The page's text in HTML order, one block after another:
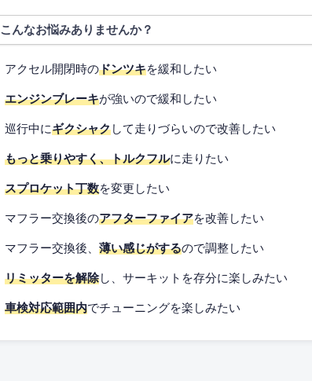
こんなお悩みありませんか？
アクセル開閉時のドンツキを緩和したい
エンジンブレーキが強いので緩和したい
巡行中にギクシャクして走りづらいので改善したい
もっと乗りやすく、トルクフルに走りたい
スプロケット丁数を変更したい
マフラー交換後のアフターファイアを改善したい
マフラー交換後、 薄い感じがするので調整したい
リミッターを解除し、サーキットを存分に楽しみたい
車検対応範囲内でチューニングを楽しみたい